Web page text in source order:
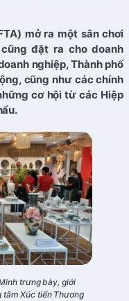
mở ra một sân chơi
đặt ra cho doanh
nghiệp, Thành phố
cũng như các chính
cơ hội từ các Hiệp
trưng bày, giới
tâm Xúc tiến Thương